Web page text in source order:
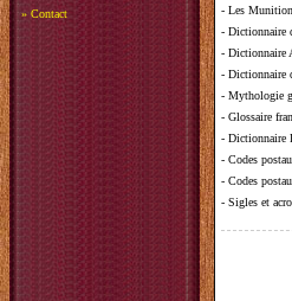
» Contact
- Les
- Dictionnaire
- Dictionnaire
- Dictionnaire
- Mythologie
- Glossaire
- Dictionnaire
- Codes
- Codes
- Sigles et